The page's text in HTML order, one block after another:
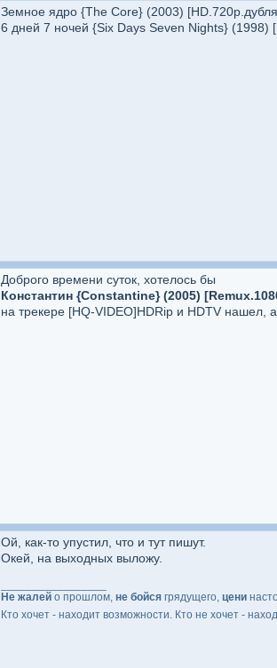
Земное ядро {The Core} (2003)
6 дней 7 ночей {Six Days Seven Nights} (1998)
Доброго времени суток, хотелось бы
Константин {Constantine} (2005)
на трекере [HQ-VIDEO]HDRip и HDTV нашел,
Ой, как-то упустил, что и тут пишут.
Окей, на выходных выложу.
Не жалей о прошлом, не бойся грядущего, цени
Кто хочет - находит возможности. Кто не хочет -